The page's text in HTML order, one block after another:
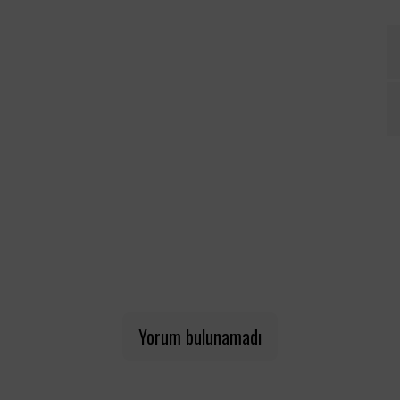
Yorum bulunamadı